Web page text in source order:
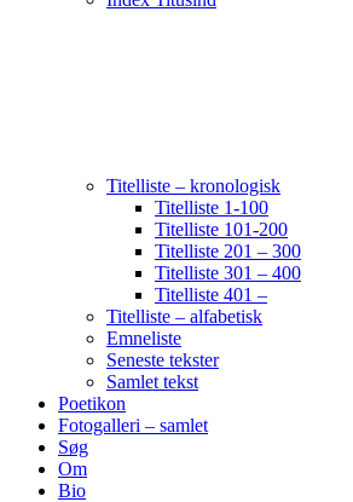
Titelliste – kronologisk
Titelliste 1-100
Titelliste 101-200
Titelliste 201 – 300
Titelliste 301 – 400
Titelliste 401 –
Titelliste – alfabetisk
Emneliste
Seneste tekster
Samlet tekst
Poetikon
Fotogalleri – samlet
Søg
Om
Bio